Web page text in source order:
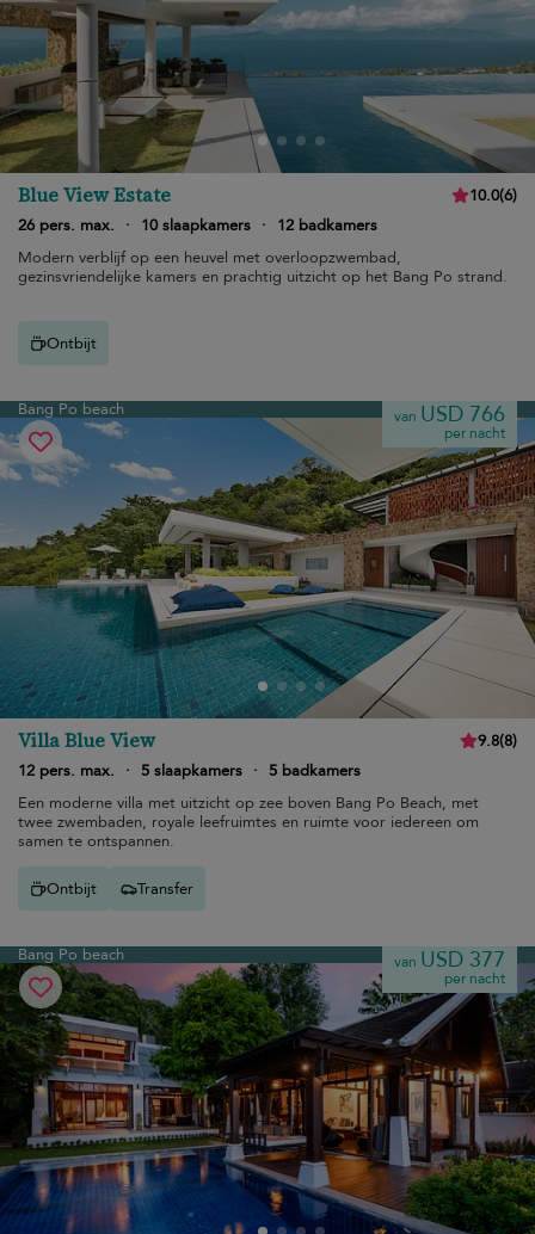
Blue View Estate 10.0(6)
26 pers. max.
· 10 slaapkamers ·
12 badkamers
Modern verblijf op een heuvel met overloopzwembad,
gezinsvriendelijke kamers en prachtig uitzicht op het Bang Po strand.
Ontbijt
Bang Po beach van USD 766
per nacht
Villa Blue View 9.8(8)
12 pers. max.
· 5 slaapkamers ·
5 badkamers
Een moderne villa met uitzicht op zee boven Bang Po Beach, met
twee zwembaden, royale leefruimtes en ruimte voor iedereen om
samen te ontspannen.
Ontbijt Transfer
Bang Po beach van USD 377
per nacht